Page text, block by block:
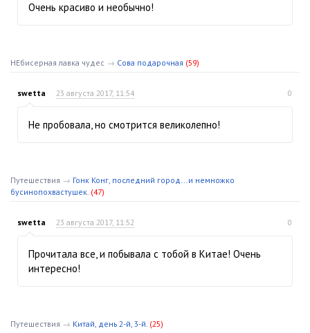
Очень красиво и необычно!
НЕбисерная лавка чудес → Сова подарочная (59)
swetta 23 августа 2017, 11:54 0
Не пробовала, но смотрится великолепно!
Путешествия → Гонк Конг, последний город...и немножко
бусинопохвастушек. (47)
swetta 23 августа 2017, 11:52 0
Прочитала все, и побывала с тобой в Китае! Очень
интересно!
Путешествия → Китай, день 2-й, 3-й. (25)